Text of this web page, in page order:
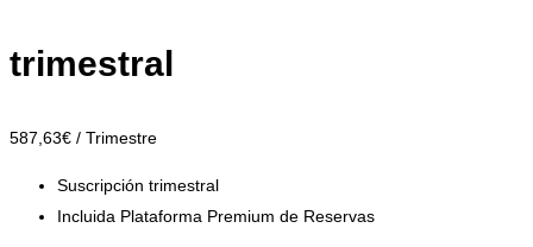
trimestral
587 ,63€ / Trimestre
Suscripción trimestral
Incluida Plataforma Premium de Reservas